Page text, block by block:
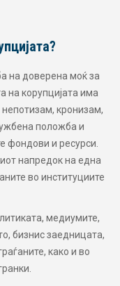
на доверена моќ за
на корупцијата има
кронизам,
положба и
фондови и ресурси.
напредок на една
во институциите
медиумите,
бизнис заедницата,
како и во